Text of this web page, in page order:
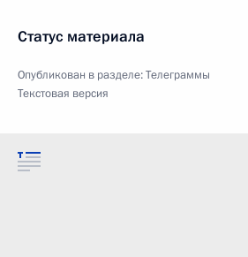
Статус материала
Опубликован в разделе:Телеграммы
Текстовая версия